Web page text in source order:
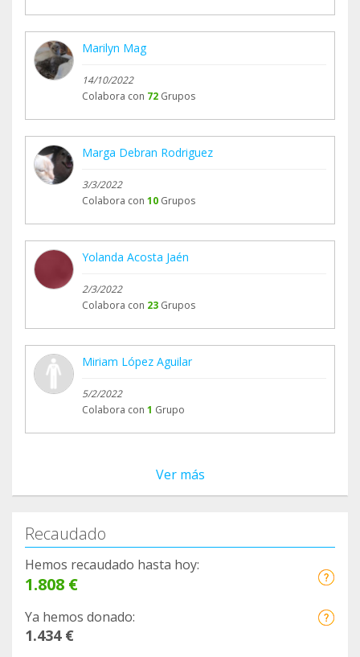
Marilyn Mag
14/10/2022
Colabora con 72 Grupos
Marga Debran Rodriguez
3/3/2022
Colabora con 10 Grupos
Yolanda Acosta Jaén
2/3/2022
Colabora con 23 Grupos
Miriam López Aguilar
5/2/2022
Colabora con 1 Grupo
Ver más
Recaudado
Hemos recaudado hasta hoy:
1.808 €
Ya hemos donado:
1.434 €